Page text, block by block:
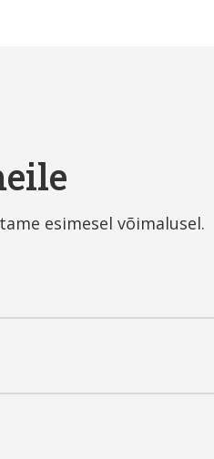
esimesel võimalusel.